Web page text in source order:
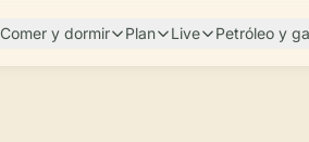
Comer y dormir Plan Live Petróleo y